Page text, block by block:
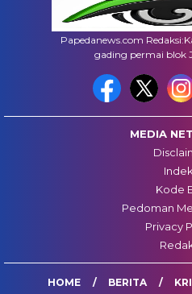
Papedanews.com
gading permai blok
MEDIA
Kode
Pedoman
Privacy
HOME BERITA